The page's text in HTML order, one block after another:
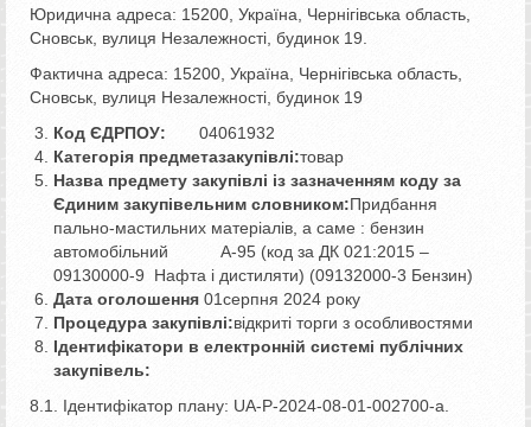
Юридична адреса: 15200, Україна, Чернігівська область,
Сновськ, вулиця Незалежності, будинок 19.
Фактична адреса: 15200, Україна, Чернігівська область,
Сновськ, вулиця Незалежності, будинок 19
Код ЄДРПОУ: 04061932
Категорія предметазакупівлі:товар
Назва предмету закупівлі із зазначенням коду за
Єдиним закупівельним словником:Придбання
пально-мастильних матеріалів, а саме : бензин
автомобільний А-95 (код за ДК 021:2015 –
09130000-9 Нафта і дистиляти) (09132000-3 Бензин)
Дата оголошення 01серпня 2024 року
Процедура закупівлі:відкриті торги з особливостями
Ідентифікатори в електронній системі публічних
закупівель:
8.1. Ідентифікатор плану: UA-P-2024-08-01-002700-a.